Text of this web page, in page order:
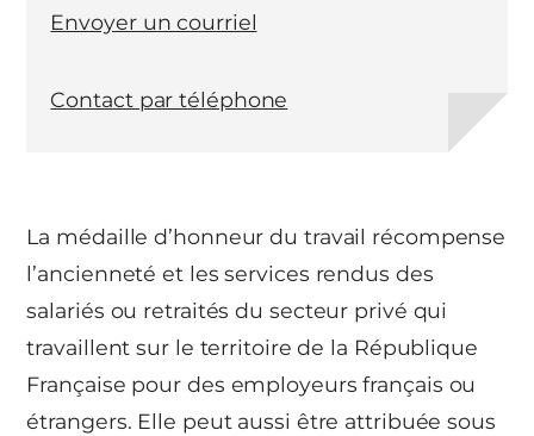
La médaille d’honneur du travail récompense
l’ancienneté et les services rendus des
salariés ou retraités du secteur privé qui
travaillent sur le territoire de la République
Française pour des employeurs français ou
étrangers. Elle peut aussi être attribuée sous
Envoyer un courriel
Contact par téléphone